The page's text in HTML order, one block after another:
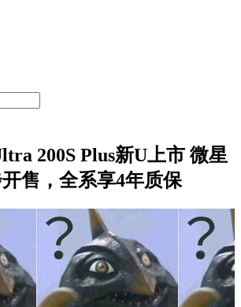
200S Plus新U上市 微星
售，全系享4年质保